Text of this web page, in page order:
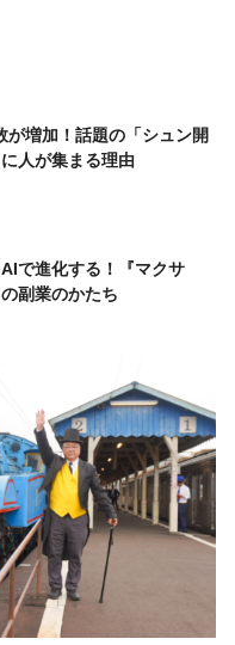
が増加！話題の「シュン開
人が集まる理由
で進化する！『マクサ
副業のかたち